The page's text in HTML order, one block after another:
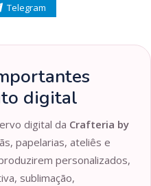
Telegram
digital
digital da Crafteria by
papelarias, ateliês e
personalizados,
sublimação,